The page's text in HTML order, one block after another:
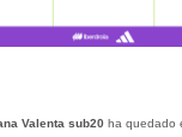
Valenta sub20 ha quedado